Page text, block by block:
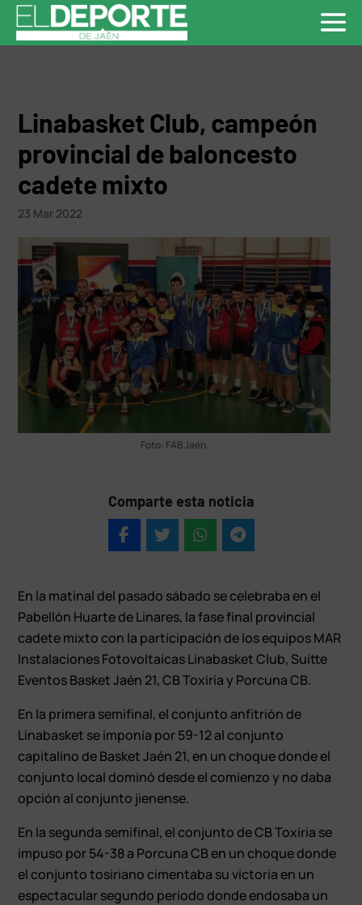
Linabasket Club, campeón
provincial de baloncesto
cadete mixto
23 Mar 2022
Foto: FAB Jaén.
Comparte esta noticia
En la matinal del pasado sábado se celebraba en el
Pabellón Huarte de Linares, la fase final provincial
cadete mixto con la participación de los equipos MAR
Instalaciones Fotovoltaicas Linabasket Club, Suitte
Eventos Basket Jaén 21, CB Toxiria y Porcuna CB.
En la primera semifinal, el conjunto anfitrión de
Linabasket se imponía por 59-12 al conjunto
capitalino de Basket Jaén 21, en un choque donde el
conjunto local dominó desde el comienzo y no daba
opción al conjunto jienense.
En la segunda semifinal, el conjunto de CB Toxiria se
impuso por 54-38 a Porcuna CB en un choque donde
el conjunto tosiriano cimentaba su victoria en un
espectacular segundo periodo donde endosaba un